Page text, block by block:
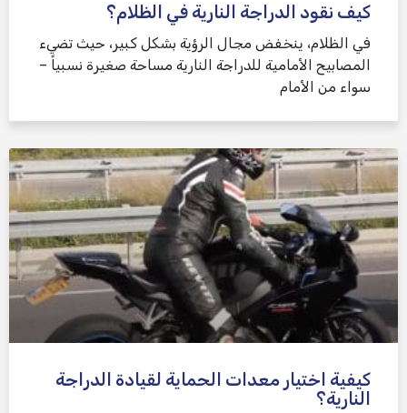
كيف نقود الدراجة النارية في الظلام؟
في الظلام، ينخفض ​​مجال الرؤية بشكل كبير، حيث تضيء
المصابيح الأمامية للدراجة النارية مساحة صغيرة نسبياً –
سواء من الأمام
كيفية اختيار معدات الحماية لقيادة الدراجة
النارية؟